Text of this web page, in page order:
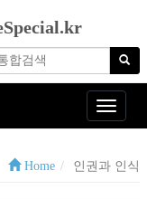
Toggle
Home 인권과 인식